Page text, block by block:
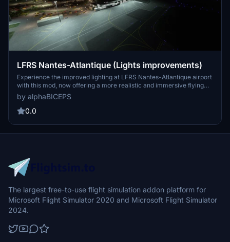
LFRS Nantes-Atlantique (Lights improvements)
Experience the improved lighting at LFRS Nantes-Atlantique airport
with this mod, now offering a more realistic and immersive flying
experience. Explore this bustling French international airport, the
second largest in the west of France, and appreciate the attention
to detail in the lights enhancements.
by alphaBICEPS
0.0
The largest free-to-use flight simulation addon platform for
Microsoft Flight Simulator 2020 and Microsoft Flight Simulator
2024.